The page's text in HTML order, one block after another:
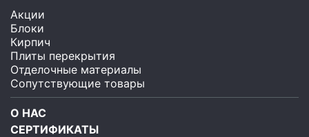
Акции
Блоки
Кирпич
Плиты перекрытия
Отделочные материалы
Сопутствующие товары
О НАС
СЕРТИФИКАТЫ